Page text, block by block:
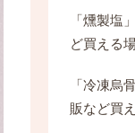
「燻製塩
ど買える
「冷凍烏
販など買